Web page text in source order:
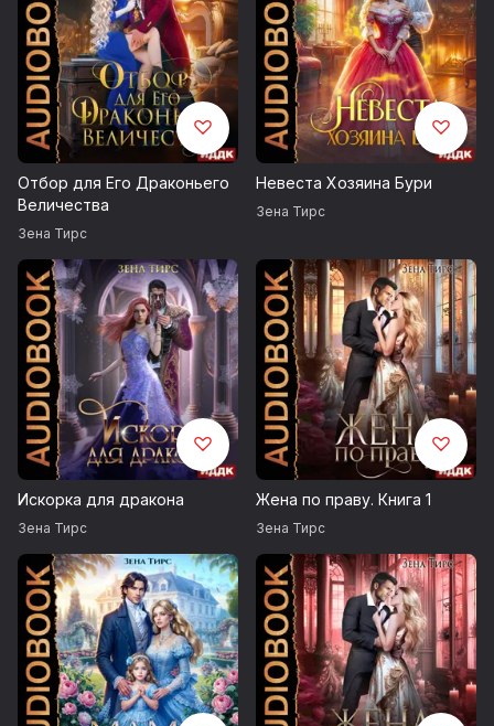
Отбор для Его Драконьего
Величества
Зена Тирс
Невеста Хозяина Бури
Зена Тирс
Искорка для дракона
Зена Тирс
Жена по праву. Книга 1
Зена Тирс